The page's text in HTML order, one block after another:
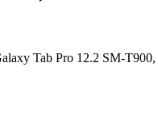
Tab Pro 12.2 SM-